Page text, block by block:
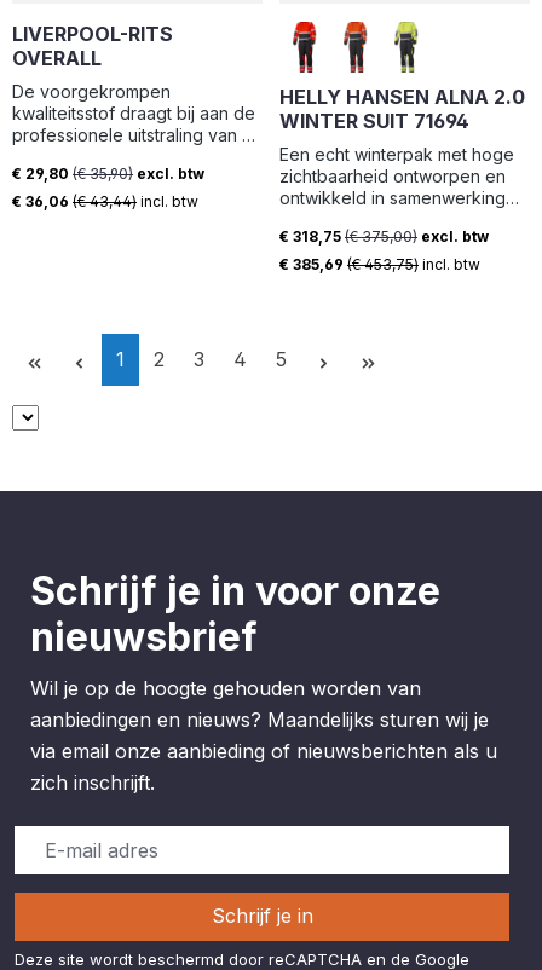
voorpand heeft een verdekte
drukknoopsluiting en bij het
kruis is een rits voorzien. De
broekspijpen hebben
inpandige kniestukken en de
cm te verlengen.
LIVERPOOL-RITS
OVERALL
De voorgekrompen
kwaliteitsstof draagt bij aan de
professionele uitstraling van dit
en een hamerlus completeren
de allround styling.
Verkoopprijs:
€ 29,80 (€ 35,90) excl. btw
€ 36,06 (€ 43,44) incl. btw
HELLY HANSEN ALNA 2.0
WINTER SUIT 71694
Een echt winterpak met hoge
zichtbaarheid ontworpen en
ontwikkeld in samenwerking
professionele gebruikers. Het
pak is volledig wind- en
beensneeuwvangers,
beenritsen tot de knieën, Life
Verkoopprijs:
€ 318,75 (€ 375,00) excl. btw
€ 385,69 (€ 453,75) incl. btw
Pagina
1 Pagina
2 Pagina
3 Pagina
4 Pagina
5
Schrijf je in voor onze
nieuwsbrief
Wil je op de hoogte gehouden worden van
aanbiedingen en nieuws? Maandelijks sturen wij je
via email onze aanbieding of nieuwsberichten als u
zich inschrijft.
Schrijf je in
Deze site wordt beschermd door reCAPTCHA en de Google